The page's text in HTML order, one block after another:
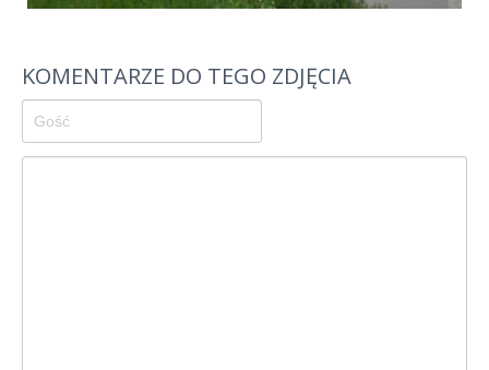
KOMENTARZE DO TEGO ZDJĘCIA